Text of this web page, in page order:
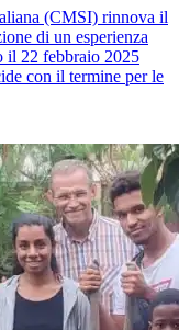
(CMSI) rinnova il
di un esperienza
il 22 febbraio 2025
con il termine per le